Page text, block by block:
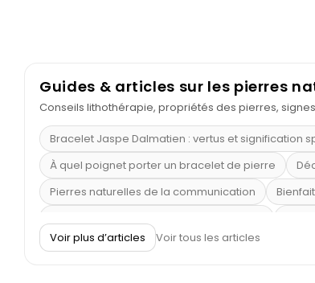
Guides & articles sur les pierres
Conseils lithothérapie, propriétés des pierres,
Bracelet Jaspe Dalmatien : vertus et signification
À quel poignet porter un bracelet de pierre
Pierres naturelles de la communication
Pierre de lave : propriétés et bienfaits
Voir plus d’articles Voir tous les articles